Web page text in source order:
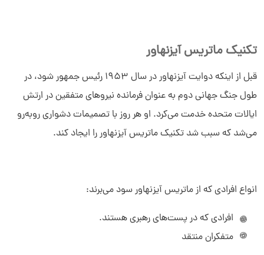
تکنیک ماتریس آیزنهاور
قبل از اینکه دوایت آیزنهاور در سال 1953 رئیس جمهور شود، در
طول جنگ جهانی دوم به عنوان فرمانده نیروهای متفقین در ارتش
ایالات متحده خدمت می‌کرد. او هر روز با تصمیمات دشواری روبه‌رو
می‌شد که سبب شد تکنیک ماتریس آیزنهاور را ایجاد کند.
انواع افرادی که از ماتریس آیزنهاور سود می‌برند:
افرادی که در پست‌های رهبری هستند.
متفکران منتقد